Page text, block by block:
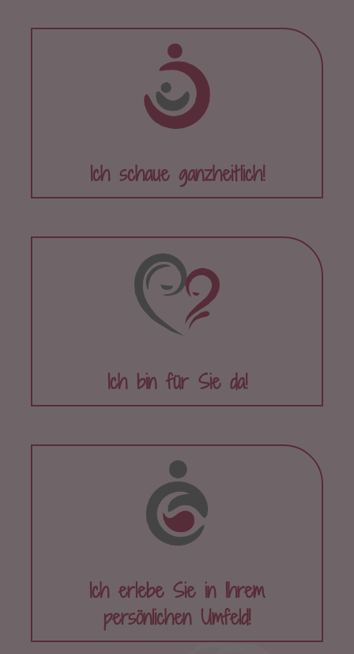
Ich schaue ganzheitlich!
Ich bin für Sie da!
Ich erlebe Sie in Ihrem
persönlichen Umfeld!